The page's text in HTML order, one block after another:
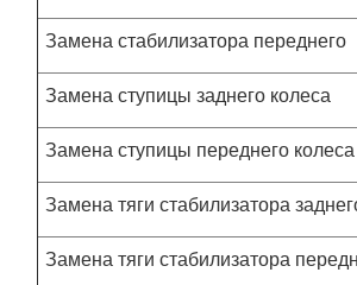
Замена стабилизатора переднего
Замена ступицы заднего колеса
Замена ступицы переднего колеса
Замена тяги стабилизатора
Замена тяги стабилизатора